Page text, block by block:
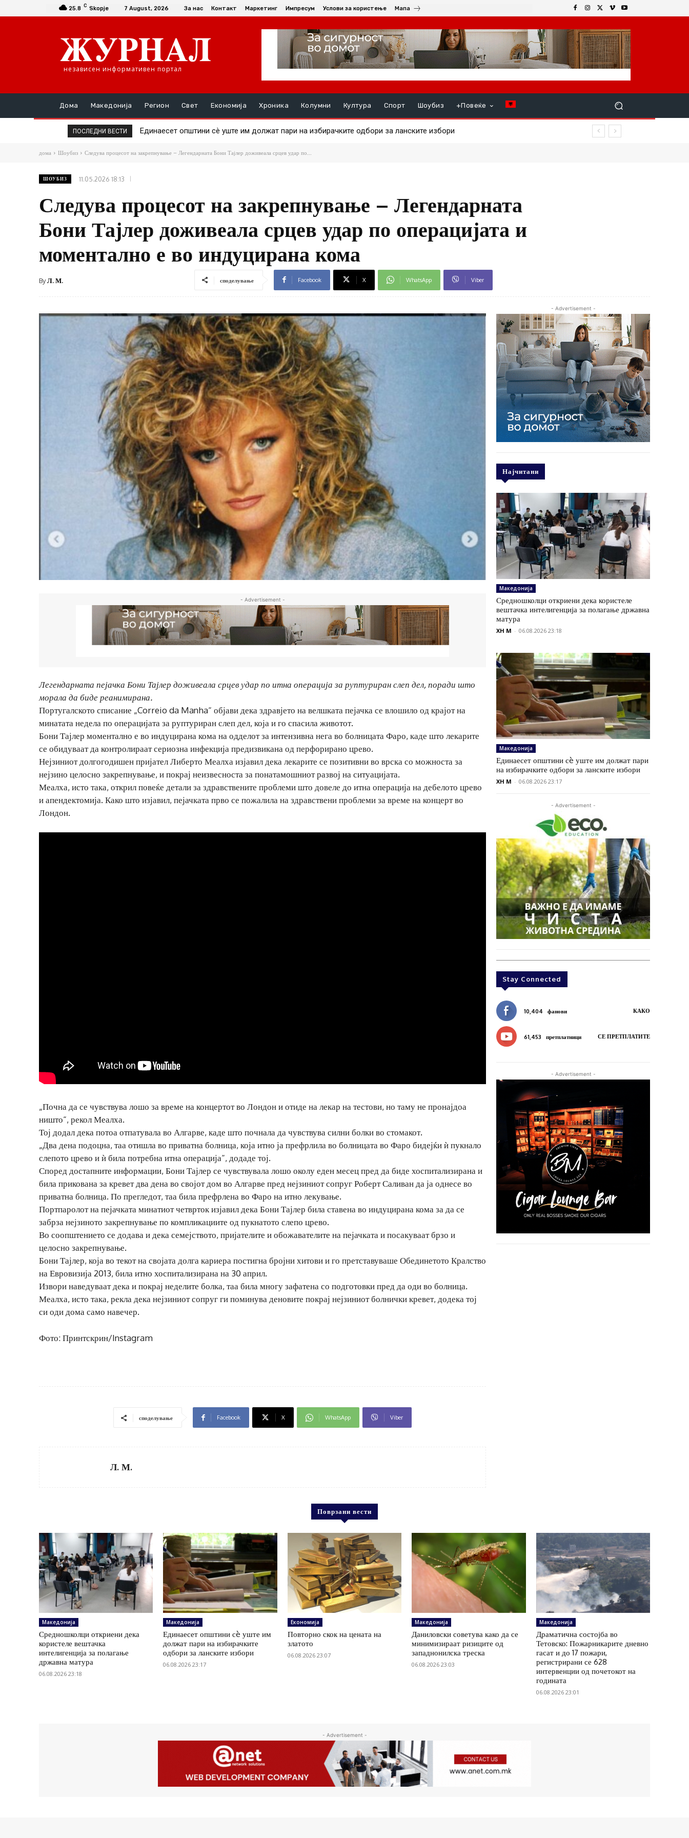
25.8 C Skopje 7 August, 2026 За нас Контакт Маркетинг Импресум Услови за користење Мапа
независен информативен портал
Дома Македонија Регион Свет Економија Хроника Колумни Култура Спорт Шоубиз +Повеќе
ПОСЛЕДНИ ВЕСТИ Единаесет општини сè уште им должат пари на избирачките одбори за ланските избори
Повторно скок на цената на златото
дома Шоубиз Следува процесот на закрепнување – Легендарната Бони Тајлер доживеала срцев удар по...
ШОУБИЗ 11.05.2026 18:13
Следува процесот на закрепнување – Легендарната
Бони Тајлер доживеала срцев удар по операцијата и
моментално е во индуцирана кома
ByЛ. М. споделување Facebook X WhatsApp Viber
- Advertisement -
Легендарната пејачка Бони Тајлер доживеала срцев удар по итна операција за руптуриран слеп дел, поради што
морала да биде реанимирана.
Португалското списание „Correio da Manha“ објави дека здравјето на велшката пејачка се влошило од крајот на
минатата недела по операцијата за руптуриран слеп дел, која и го спасила животот.
Бони Тајлер моментално е во индуцирана кома на одделот за интензивна нега во болницата Фаро, каде што лекарите
се обидуваат да контролираат сериозна инфекција предизвикана од перфорирано црево.
Нејзиниот долгогодишен пријател Либерто Меалха изјавил дека лекарите се позитивни во врска со можноста за
нејзино целосно закрепнување, и покрај неизвесноста за понатамошниот развој на ситуацијата.
Меалха, исто така, открил повеќе детали за здравствените проблеми што довеле до итна операција на дебелото црево
и апендектомија. Како што изјавил, пејачката прво се пожалила на здравствени проблеми за време на концерт во
Лондон.
„Почна да се чувствува лошо за време на концертот во Лондон и отиде на лекар на тестови, но таму не пронајдоа
ништо“, рекол Меалха.
Тој додал дека потоа отпатувала во Алгарве, каде што почнала да чувствува силни болки во стомакот.
„Два дена подоцна, таа отишла во приватна болница, која итно ја префрлила во болницата во Фаро бидејќи ѝ пукнало
слепото црево и ѝ била потребна итна операција“, додаде тој.
Според достапните информации, Бони Тајлер се чувствувала лошо околу еден месец пред да биде хоспитализирана и
била прикована за кревет два дена во својот дом во Алгарве пред нејзиниот сопруг Роберт Саливан да ја однесе во
приватна болница. По прегледот, таа била префрлена во Фаро на итно лекување.
Портпаролот на пејачката минатиот четврток изјавил дека Бони Тајлер била ставена во индуцирана кома за да се
забрза нејзиното закрепнување по компликациите од пукнатото слепо црево.
Во соопштението се додава и дека семејството, пријателите и обожавателите на пејачката и посакуваат брзо и
целосно закрепнување.
Бони Тајлер, која во текот на својата долга кариера постигна бројни хитови и го претставуваше Обединетото Кралство
на Евровизија 2013, била итно хоспитализирана на 30 април.
Извори наведуваат дека и покрај неделите болка, таа била многу зафатена со подготовки пред да оди во болница.
Меалха, исто така, рекла дека нејзиниот сопруг ги поминува деновите покрај нејзиниот болнички кревет, додека тој
си оди дома само навечер.
Фото: Принтскрин/Instagram
споделување Facebook X WhatsApp Viber
Л. М.
- Advertisement -
Најчитани
Македонија
Средношколци откриени дека користеле
вештачка интелигенција за полагање државна
матура
XH M - 06.08.2026 23:18
Македонија
Единаесет општини сè уште им должат пари
на избирачките одбори за ланските избори
XH M - 06.08.2026 23:17
- Advertisement -
Stay Connected
10,404 фанови КАКО
61,453 претплатници СЕ ПРЕТПЛАТИТЕ
- Advertisement -
Поврзани вести
Македонија
Средношколци откриени дека
користеле вештачка
интелигенција за полагање
државна матура
06.08.2026 23:18
Македонија
Единаесет општини сè уште им
должат пари на избирачките
одбори за ланските избори
06.08.2026 23:17
Економија
Повторно скок на цената на
златото
06.08.2026 23:07
Македонија
Даниловски советува како да се
минимизираат ризиците од
западнонилска треска
06.08.2026 23:03
Македонија
Драматична состојба во
Тетовско: Пожарникарите дневно
гасат и до 17 пожари,
регистрирани се 628
интервенции од почетокот на
годината
06.08.2026 23:01
- Advertisement -